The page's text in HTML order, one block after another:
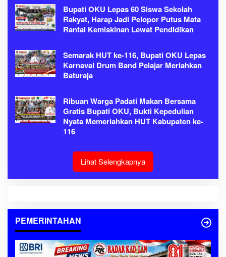
Bupati OKU Lepas 60 Siswa Sekolah
Rakyat, Harap Jadi Pelopor Putus Mata
Rantai Kemiskinan Lewat Pendidikan
Semarak HUT ke-116, Bupati OKU Lepas
Karnaval Drum Band Pelajar Meriahkan
Baturaja
Ribuan Warga Padati Makan Bersama
Gratis Bupati OKU, Bukti Kepedulian
Nyata Memeriahkan HUT Kabupaten ke-
116
Lihat Selengkapnya
PEMERINTAHAN